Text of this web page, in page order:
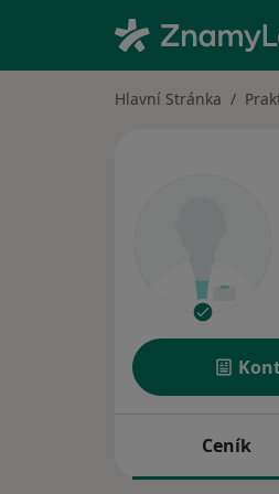
Hlavní Stránka
Ceník